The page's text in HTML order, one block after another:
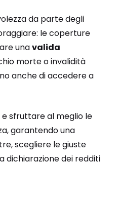
da parte degli
le coperture
unavalida
morte o invalidità
anche di accedere a
sfruttare al meglio le
garantendo una
scegliere le giuste
dichiarazione dei redditi